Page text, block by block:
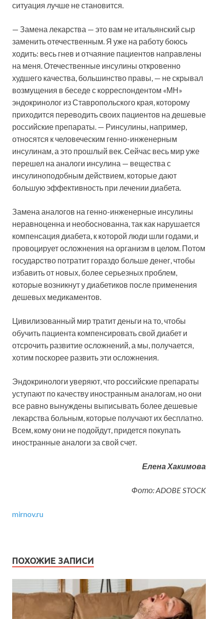
ситуация лучше не становится.
— Замена лекарства — это вам не итальянский сыр
заменить отечественным. Я уже на работу боюсь
ходить: весь гнев и отчаяние пациентов направлены
на меня. Отечественные инсулины откровенно
худшего качества, большинство правы, — не скрывал
возмущения в беседе с корреспондентом «МН»
эндокринолог из Ставропольского края, которому
приходится переводить своих пациентов на дешевые
российские препараты. — Ринсулины, например,
относятся к человеческим генно-инженерным
инсулинам, а это прошлый век. Сейчас весь мир уже
перешел на аналоги инсулина — вещества с
инсулиноподобным действием, которые дают
большую эффективность при лечении диабета.
Замена аналогов на генно-инженерные инсулины
неравноценна и необоснованна, так как нарушается
компенсация диабета, к которой люди шли годами, и
провоцирует осложнения на организм в целом. Потом
государство потратит гораздо больше денег, чтобы
избавить от новых, более серьезных проблем,
которые возникнут у диабетиков после применения
дешевых медикаментов.
Цивилизованный мир тратит деньги на то, чтобы
обучить пациента компенсировать свой диабет и
отсрочить развитие осложнений, а мы, получается,
хотим поскорее развить эти осложнения.
Эндокринологи уверяют, что российские препараты
уступают по качеству иностранным аналогам, но они
все равно вынуждены выписывать более дешевые
лекарства больным, которые получают их бесплатно.
Всем, кому они не подойдут, придется покупать
иностранные аналоги за свой счет.
Елена Хакимова
Фото: ADOBE STOCK
mirnov.ru
ПОХОЖИЕ ЗАПИСИ